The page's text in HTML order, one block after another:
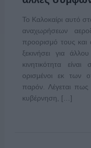
Το Καλοκαίρι αυτό
αναχωρήσεων
προορισμό τους και
ξεκινήσει για
κινητικότητα
ορισμένοι εκ των
παρόν. Λέγεται
κυβέρνηση, […]